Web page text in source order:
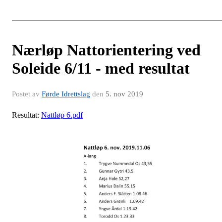
Nærløp Nattorientering ved
Soleide 6/11 - med resultat
Postet av Førde Idrettslag den 5. nov 2019
Resultat: Nattløp 6.pdf